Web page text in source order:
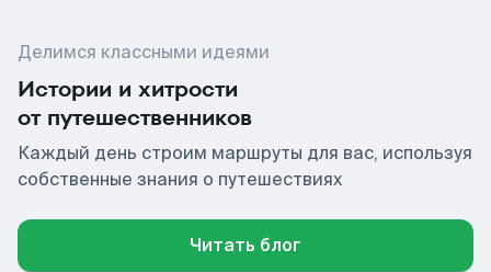
Делимся классными идеями
Истории и хитрости
от путешественников
Каждый день строим маршруты для вас, используя
собственные знания о путешествиях
Читать блог